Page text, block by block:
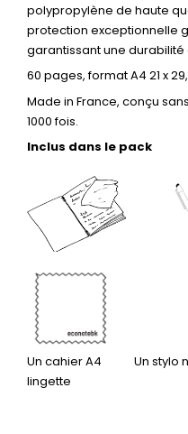
polypropylène de haute
protection exceptionnelle
garantissant une
60 pages, format A4 21 x
Made in France, conçu
1000 fois.
Inclus dans le pack
Un cahier A4 Un
lingette